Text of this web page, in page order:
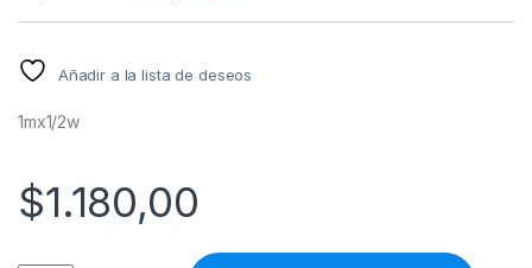
Añadir a la lista de deseos
1mx1/2w
$1.180,00